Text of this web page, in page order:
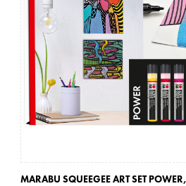
MARABU SQUEEGEE ART SET POWER,